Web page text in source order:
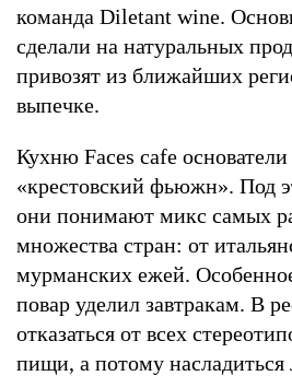
команда Diletant wine.
сделали на натуральных
привозят из ближайших
выпечке.
Кухню Faces cafe
«крестовский фьюжн». Под
они понимают микс самых
множества стран: от
мурманских ежей.
повар уделил завтракам. В
отказаться от всех
пищи, а потому